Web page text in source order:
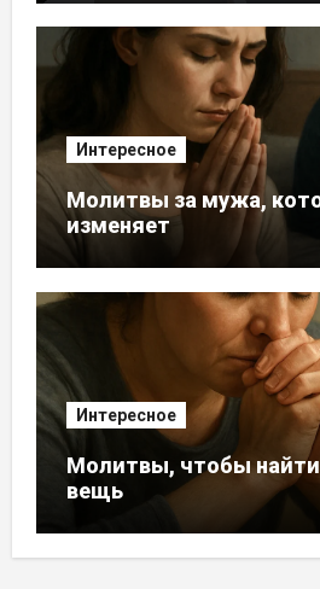
Интересное
Молитвы за мужа,
изменяет
Интересное
Молитвы, чтобы
вещь